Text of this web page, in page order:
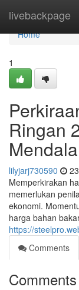
livebackpage
Home
Home
1
Ringan
lilyjarj730590
Memperkirakan
memerlukan
ekonomi.
harga bahan
https://
Comments
Comments